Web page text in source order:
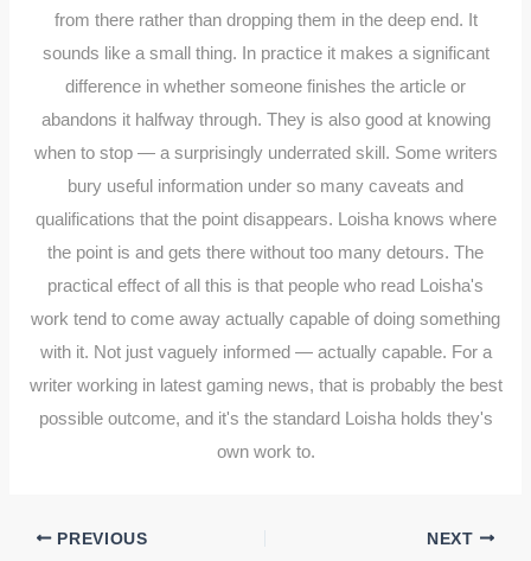
from there rather than dropping them in the deep end. It
sounds like a small thing. In practice it makes a significant
difference in whether someone finishes the article or
abandons it halfway through. They is also good at knowing
when to stop — a surprisingly underrated skill. Some writers
bury useful information under so many caveats and
qualifications that the point disappears. Loisha knows where
the point is and gets there without too many detours. The
practical effect of all this is that people who read Loisha's
work tend to come away actually capable of doing something
with it. Not just vaguely informed — actually capable. For a
writer working in latest gaming news, that is probably the best
possible outcome, and it's the standard Loisha holds they's
own work to.
PREVIOUS NEXT